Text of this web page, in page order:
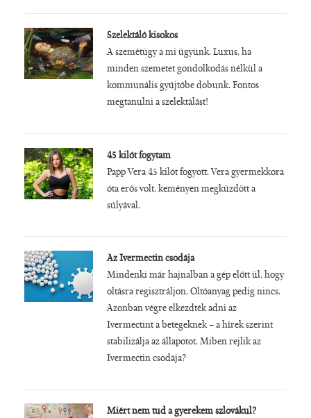
Szelektáló kisokos
A szemétügy a mi ügyünk. Luxus, ha
minden szemetet gondolkodás nélkül a
kommunális gyűjtőbe dobunk. Fontos
megtanulni a szelektálást!
45 kilót fogytam
Papp Vera 45 kilót fogyott. Vera gyermekkora
óta erős volt, keményen megküzdött a
súlyával.
Az Ivermectin csodája
Mindenki már hajnalban a gép előtt ül, hogy
oltásra regisztráljon. Oltóanyag pedig nincs.
Azonban végre elkezdték adni az
Ivermectint a betegeknek – a hírek szerint
stabilizálja az állapotot. Miben rejlik az
Ivermectin csodája?
Miért nem tud a gyerekem szlovákul?